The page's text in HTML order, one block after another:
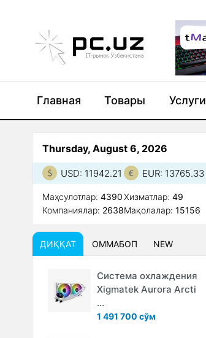
Главная Товары Услуги
Thursday, August 6, 2026
USD: 11942.21 EUR: 13765.33
Маҳсулотлар: 4390
Компаниялар: 2638
Xизматлар:49
Мақолалар:15156
ДИҚҚАТ ОММАБОП NEW
Система охлаждения
Xigmatek Aurora Arcti
...
1 491 700 сўм